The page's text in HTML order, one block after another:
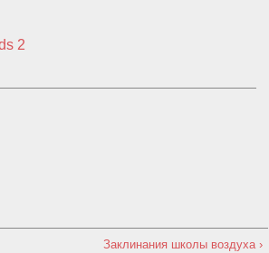
2
Заклинания школы воздуха ›